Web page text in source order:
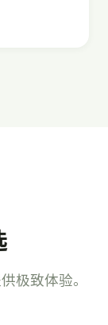
极致体验。